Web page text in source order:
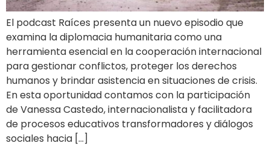
El podcast Raíces presenta un nuevo episodio que
examina la diplomacia humanitaria como una
herramienta esencial en la cooperación internacional
para gestionar conflictos, proteger los derechos
humanos y brindar asistencia en situaciones de crisis.
En esta oportunidad contamos con la participación
de Vanessa Castedo, internacionalista y facilitadora
de procesos educativos transformadores y diálogos
sociales hacia […]